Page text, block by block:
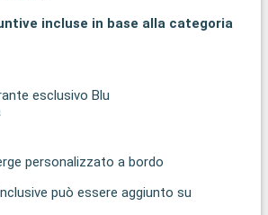
incluse in base alla categoria
esclusivo Blu
personalizzato a bordo
può essere aggiunto su